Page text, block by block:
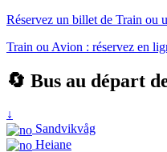
Réservez un billet de Train ou
Train ou Avion : réservez en
🔄 Bus au départ
↓
Sandvikvåg
Heiane